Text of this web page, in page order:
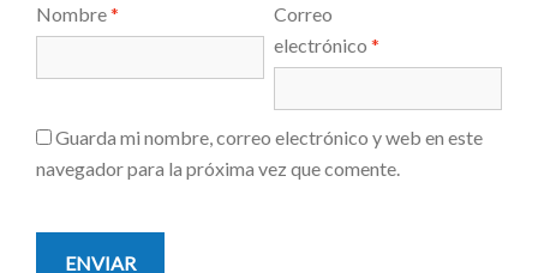
Nombre*
Correo
electrónico *
Guarda mi nombre, correo electrónico y web en este
navegador para la próxima vez que comente.